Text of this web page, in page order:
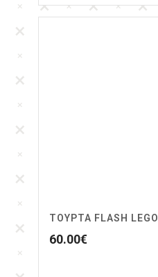
ΤΟΥΡΤΑ FLASH LEGO
60.00€